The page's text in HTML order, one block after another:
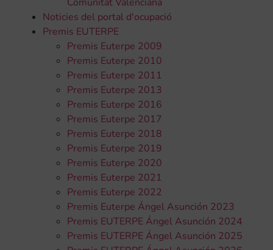
Noticies del portal d'ocupació
Premis EUTERPE
Premis Euterpe 2009
Premis Euterpe 2010
Premis Euterpe 2011
Premis Euterpe 2013
Premis Euterpe 2016
Premis Euterpe 2017
Premis Euterpe 2018
Premis Euterpe 2019
Premis Euterpe 2020
Premis Euterpe 2021
Premis Euterpe 2022
Premis Euterpe Ángel Asunción 2023
Premis EUTERPE Ángel Asunción 2024
Premis EUTERPE Ángel Asunción 2025